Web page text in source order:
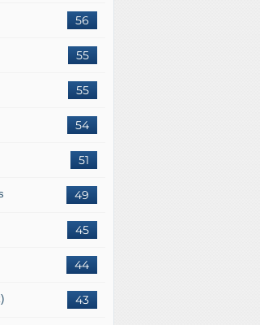
56
55
55
54
51
49
45
44
43